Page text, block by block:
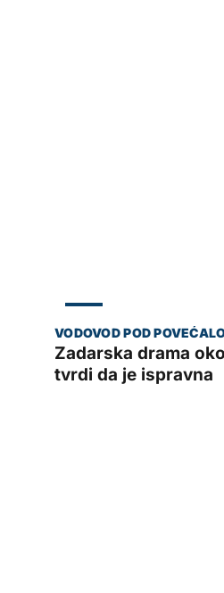
Zadarska drama
tvrdi da je ispravna